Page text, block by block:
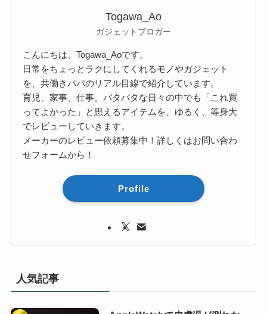
Togawa_Ao
ガジェットブロガー
こんにちは、Togawa_Aoです。
日常をちょっとラクにしてくれるモノやガジェット
を、共働きパパのリアル目線で紹介しています。
育児、家事、仕事。バタバタな日々の中でも「これ買
ってよかった」と思えるアイテムを、ゆるく、等身大
でレビューしていきます。
メーカーのレビュー依頼募集中！詳しくはお問い合わ
せフォームから！
Profile
人気記事